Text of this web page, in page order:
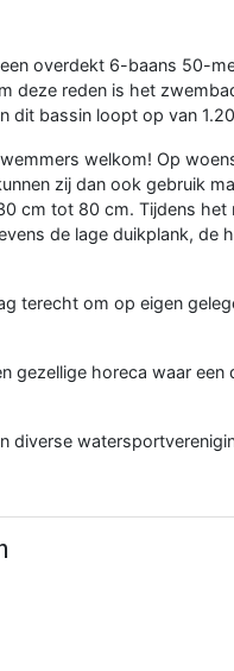
overdekt 6-baans 50-
deze reden is het
dit bassin loopt op van
welkom! Op
zij dan ook gebruik
cm tot 80 cm. Tijdens
de lage duikplank, de
terecht om op eigen
gezellige horeca waar
diverse